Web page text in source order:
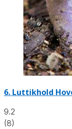
6. Luttikhold
9.2
(8)